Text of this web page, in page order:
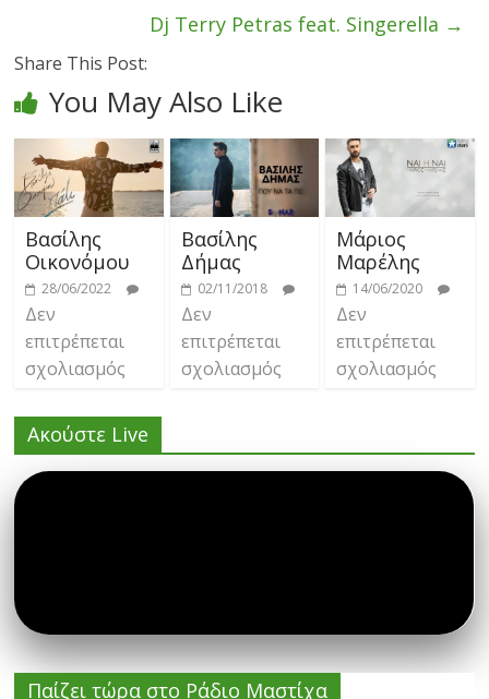
Dj Terry Petras feat. Singerella →
Share This Post:
You May Also Like
Βασίλης
Οικονόμου
28/06/2022
Δεν
επιτρέπεται
σχολιασμός
Βασίλης
Δήμας
02/11/2018
Δεν
επιτρέπεται
σχολιασμός
Μάριος
Μαρέλης
14/06/2020
Δεν
επιτρέπεται
σχολιασμός
Ακούστε Live
Παίζει τώρα στο Ράδιο Μαστίχα